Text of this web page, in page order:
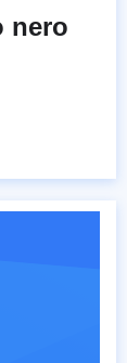
nero